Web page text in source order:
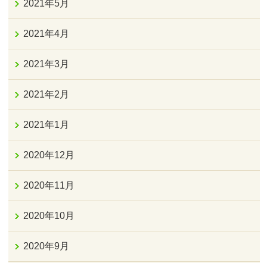
2021年5月
2021年4月
2021年3月
2021年2月
2021年1月
2020年12月
2020年11月
2020年10月
2020年9月